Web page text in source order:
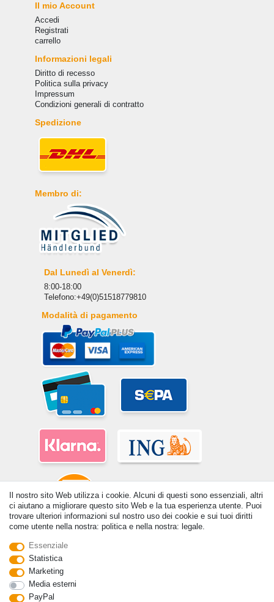
Il nostro sito Web utilizza i cookie. Alcuni di questi sono essenziali, altri
ci aiutano a migliorare questo sito Web e la tua esperienza utente. Puoi
trovare ulteriori informazioni sul nostro uso dei cookie e sui tuoi diritti
come utente nella nostra: politica e nella nostra: legale.
Essenziale
Statistica
Marketing
Media esterni
PayPal
Il mio Account
Accedi
Registrati
carrello
Informazioni legali
Diritto di recesso
Politica sulla privacy
Impressum
Condizioni generali di contratto
Spedizione
Membro di:
Dal Lunedì al Venerdì:
8:00-18:00
Telefono:+49(0)51518779810
Modalità di pagamento
articolo | *Si applica alle consegne in Italia!
Withdraw from contract here